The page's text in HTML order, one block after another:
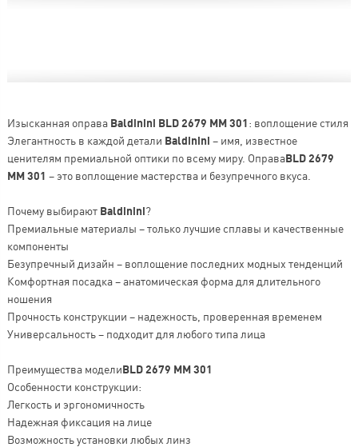
Изысканная оправа Baldinini BLD 2679 MM 301: воплощение стиля
Элегантность в каждой детали Baldinini – имя, известное
ценителям премиальной оптики по всему миру. ОправаBLD 2679
MM 301 – это воплощение мастерства и безупречного вкуса.
Почему выбирают Baldinini?
Премиальные материалы – только лучшие сплавы и качественные
компоненты
Безупречный дизайн – воплощение последних модных тенденций
Комфортная посадка – анатомическая форма для длительного
ношения
Прочность конструкции – надежность, проверенная временем
Универсальность – подходит для любого типа лица
Преимущества моделиBLD 2679 MM 301
Особенности конструкции:
Легкость и эргономичность
Надежная фиксация на лице
Возможность установки любых линз